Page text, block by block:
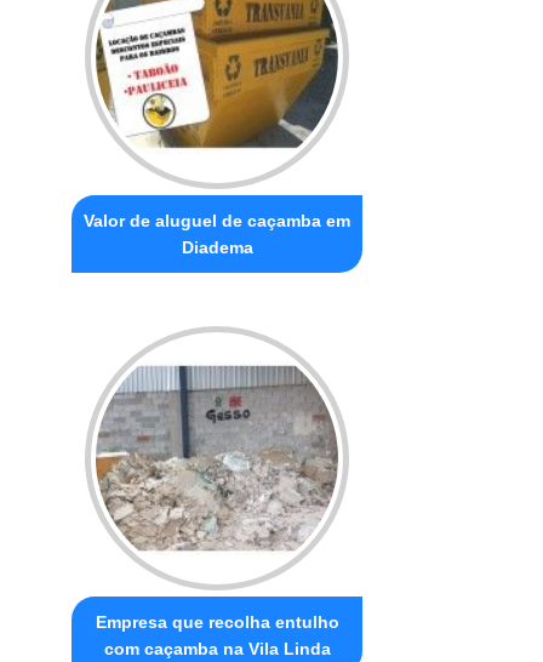
Valor de aluguel de caçamba em
Diadema
Empresa que recolha entulho
com caçamba na Vila Linda